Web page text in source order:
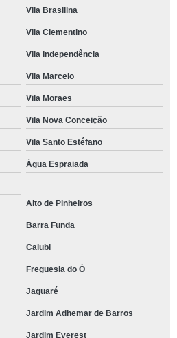
Vila Brasilina
Vila Clementino
Vila Independência
Vila Marcelo
Vila Moraes
Vila Nova Conceição
Vila Santo Estéfano
Água Espraiada
Alto de Pinheiros
Barra Funda
Caiubi
Freguesia do Ó
Jaguaré
Jardim Adhemar de Barros
Jardim Everest